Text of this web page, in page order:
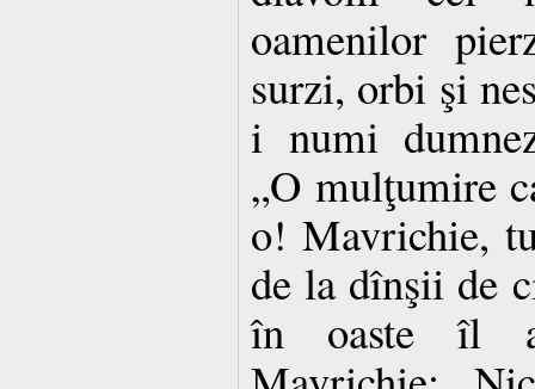
oamenilor
surzi, orbi şi
i numi
„O mulţumire
o! Mavrichie,
de la dînşii de
în oaste îl